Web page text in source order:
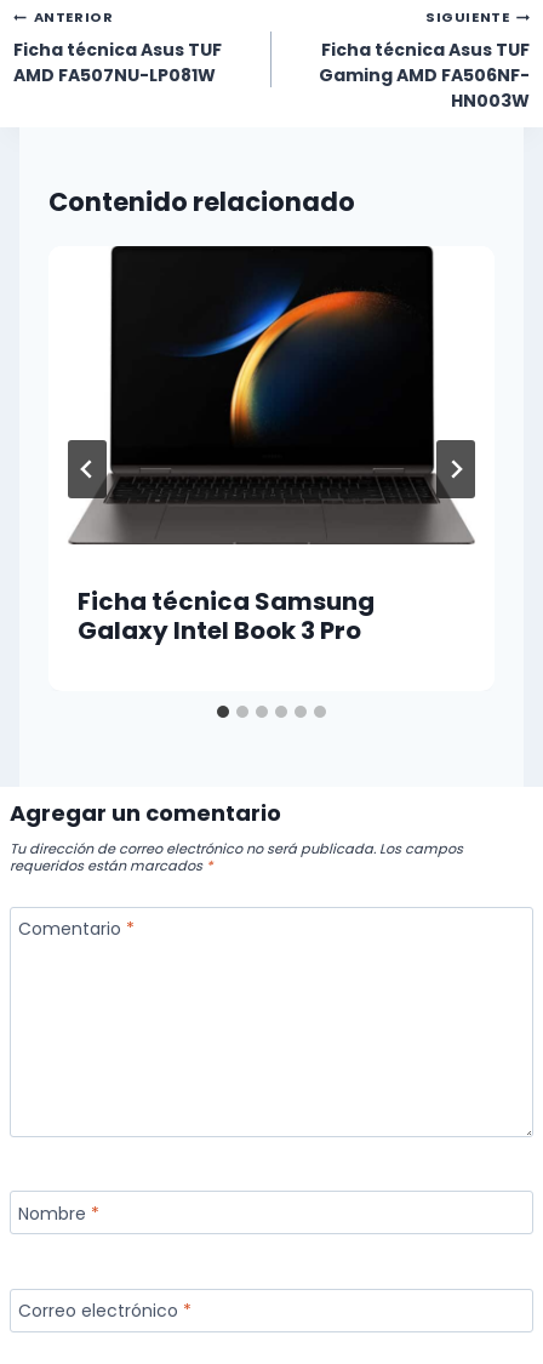
Navegación
de
entradas
ANTERIOR
Ficha técnica Asus TUF
AMD FA507NU-LP081W
SIGUIENTE
Ficha técnica Asus TUF
Gaming AMD FA506NF-
HN003W
Contenido relacionado
Ficha técnica Samsung
Galaxy Intel Book 3 Pro
Agregar un comentario
Tu dirección de correo electrónico no será publicada. Los campos
requeridos están marcados *
Comentario *
Nombre *
Correo electrónico *